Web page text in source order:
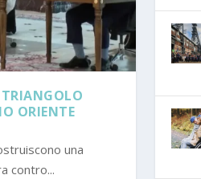
ORIENTE
una
contro...